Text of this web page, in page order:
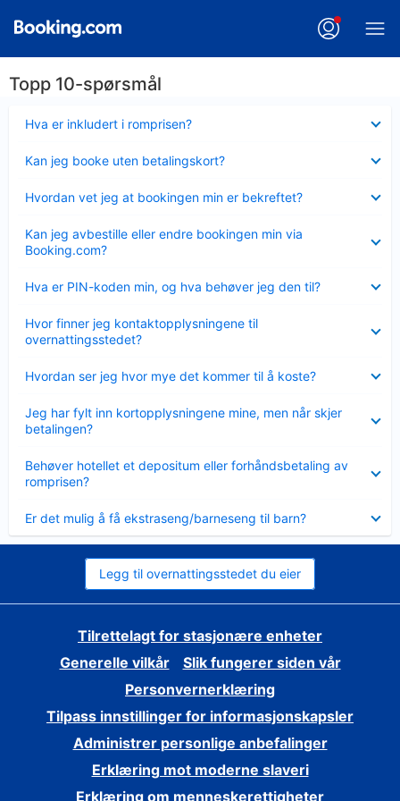
Topp 10-spørsmål
Hva er inkludert i romprisen?
mindre
Kan jeg booke uten betalingskort?
mindre
Hvordan vet jeg at bookingen min er bekreftet?
mindre
Kan jeg avbestille eller endre bookingen min via
Booking.com?
mindre
Hva er PIN-koden min, og hva behøver jeg den til?
mindre
Hvor finner jeg kontaktopplysningene til
overnattingsstedet?
mindre
Hvordan ser jeg hvor mye det kommer til å koste?
mindre
Jeg har fylt inn kortopplysningene mine, men når skjer
betalingen?
mindre
Behøver hotellet et depositum eller forhåndsbetaling av
romprisen?
mindre
Er det mulig å få ekstraseng/barneseng til barn?
mindre
Legg til overnattingsstedet du eier
Tilrettelagt for stasjonære enheter
Generelle vilkår
Slik fungerer siden vår
Personvernerklæring
Tilpass innstillinger for informasjonskapsler
Administrer personlige anbefalinger
Erklæring mot moderne slaveri
Erklæring om menneskerettigheter